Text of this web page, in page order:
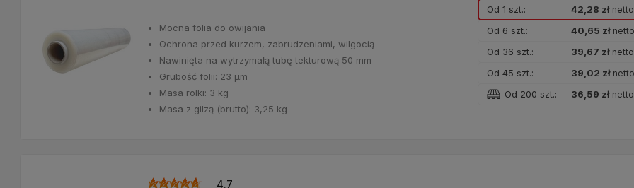
Mocna folia do owijania
Ochrona przed kurzem, zabrudzeniami, wilgocią
Nawinięta na wytrzymałą tubę tekturową 50 mm
Grubość folii: 23 μm
Masa rolki: 3 kg
Masa z gilzą (brutto): 3,25 kg
Od 1 szt.: 42,28 zł netto
Od 6 szt.: 40,65 zł
Od 36 szt.: 39,67 zł netto
Od 45 szt.: 39,02 zł
Od 200 szt.: 36,59 zł netto
4.7